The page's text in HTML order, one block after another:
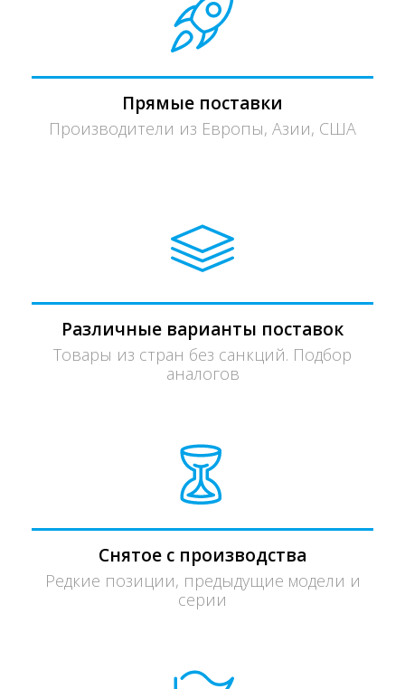
Прямые поставки
Производители из Европы, Азии, США
Различные варианты поставок
Товары из стран без санкций. Подбор
аналогов
Снятое с производства
Редкие позиции, предыдущие модели и
серии